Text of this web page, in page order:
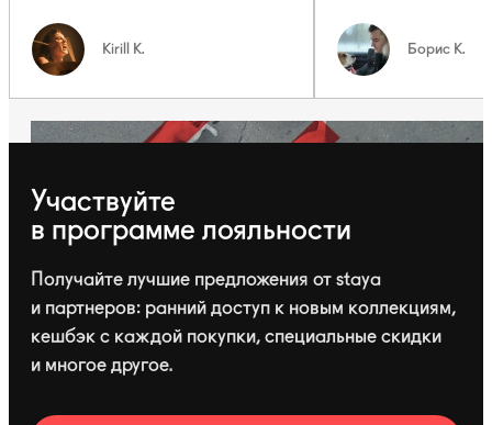
Kirill K. Борис К.
Участвуйте
в программе лояльности
Получайте лучшие предложения от staya
и партнеров: ранний доступ к новым коллекциям,
кешбэк с каждой покупки, специальные скидки
и многое другое.